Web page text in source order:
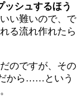
ッシュするほう
い難いので、で
る流れ作れたら
のですが、その
から……という